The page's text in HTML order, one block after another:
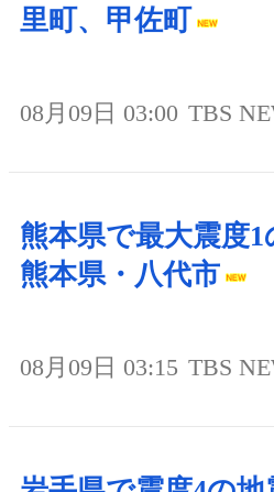
里町、甲佐町
08月09日 03:00 TBS
熊本県で最大震度
熊本県・八代市
08月09日 03:15 TBS